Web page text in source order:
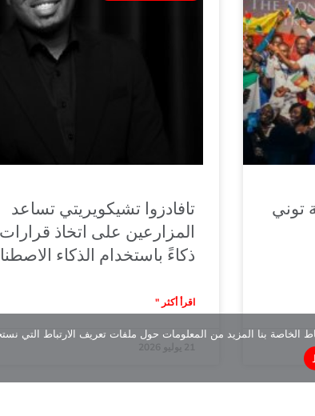
توني
تافادزوا تشيكويريتي تساعد
المزارعين على اتخاذ قرارات
ذكاءً باستخدام الذكاء
اقرأ أكثر "
الخاصة بنا المزيد من المعلومات حول ملفات تعريف الارتباط التي